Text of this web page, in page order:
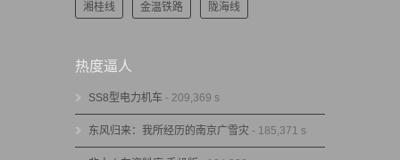
湘桂线 金温铁路 陇海线
热度逼人
SS8型电力机车 - 209,369 s
东风归来：我所经历的南京广雪灾 - 185,371 s